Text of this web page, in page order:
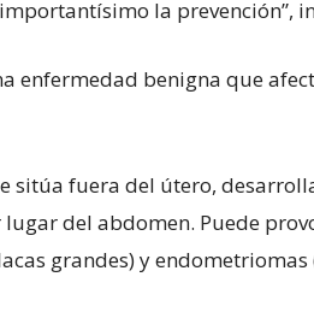
la prevención”,
enfermedad benigna que
sitúa fuera del útero,
del abdomen. Puede
grandes) y endometriomas